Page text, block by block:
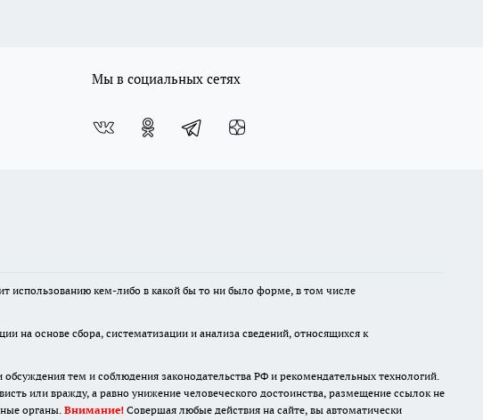
Мы в социальных сетях
использованию кем-либо в какой бы то ни было форме, в том числе
основе сбора, систематизации и анализа сведений, относящихся к
тем и соблюдения законодательства РФ и рекомендательных технологий.
или вражду, а равно унижение человеческого достоинства, размещение ссылок не
органы. Внимание! Совершая любые действия на сайте, вы автоматически